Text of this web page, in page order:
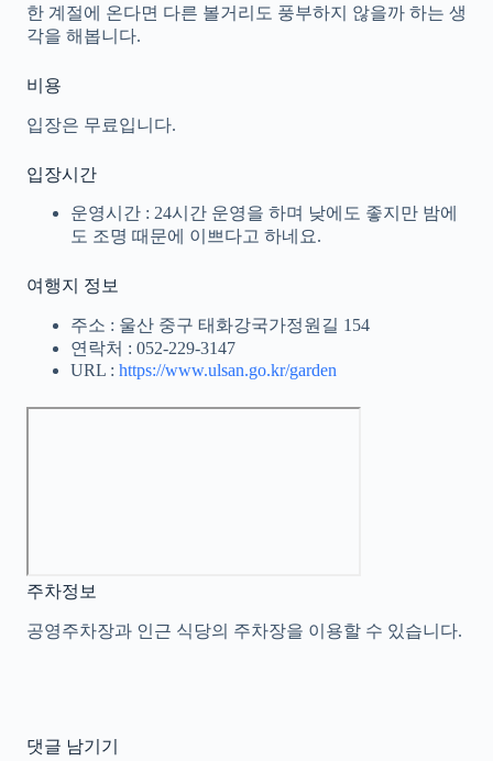
한 계절에 온다면 다른 볼거리도 풍부하지 않을까 하는 생
각을 해봅니다.
비용
입장은 무료입니다.
입장시간
운영시간 : 24시간 운영을 하며 낮에도 좋지만 밤에
도 조명 때문에 이쁘다고 하네요.
여행지 정보
주소 : 울산 중구 태화강국가정원길 154
연락처 : 052-229-3147
URL : https://www.ulsan.go.kr/garden
주차정보
공영주차장과 인근 식당의 주차장을 이용할 수 있습니다.
댓글 남기기